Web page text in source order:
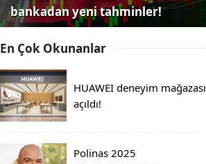
bankadan yeni tahminler!
En Çok Okunanlar
HUAWEI deneyim mağazası
açıldı!
Polinas 2025